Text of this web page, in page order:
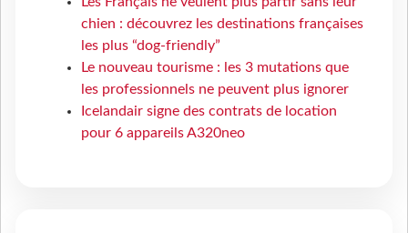
chien : découvrez les destinations françaises
les plus “dog-friendly”
Le nouveau tourisme : les 3 mutations que
les professionnels ne peuvent plus ignorer
Icelandair signe des contrats de location
pour 6 appareils A320neo